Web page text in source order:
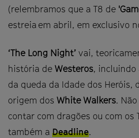
(relembramos que a T8 de
estreia em abril, em exclusivo
‘The Long Night’ vai,
história de Westeros, incluindo
da queda da Idade dos Heróis,
origem dos White Walkers.
contar com dragões ou com os
também a Deadline.